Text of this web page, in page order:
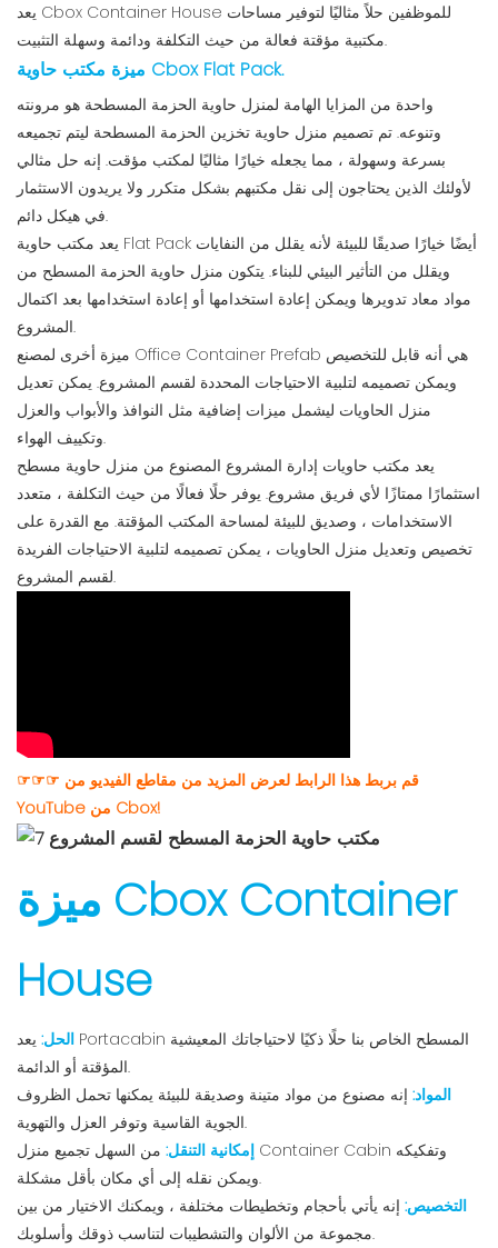
يعد Cbox Container House للموظفين حلاً مثاليًا لتوفير مساحات
مكتبية مؤقتة فعالة من حيث التكلفة ودائمة وسهلة التثبيت.
ميزة مكتب حاوية Cbox Flat Pack.
واحدة من المزايا الهامة لمنزل حاوية الحزمة المسطحة هو مرونته
وتنوعه. تم تصميم منزل حاوية تخزين الحزمة المسطحة ليتم تجميعه
بسرعة وسهولة ، مما يجعله خيارًا مثاليًا لمكتب مؤقت. إنه حل مثالي
لأولئك الذين يحتاجون إلى نقل مكتبهم بشكل متكرر ولا يريدون الاستثمار
في هيكل دائم.
يعد مكتب حاوية Flat Pack أيضًا خيارًا صديقًا للبيئة لأنه يقلل من النفايات
ويقلل من التأثير البيئي للبناء. يتكون منزل حاوية الحزمة المسطح من
مواد معاد تدويرها ويمكن إعادة استخدامها أو إعادة استخدامها بعد اكتمال
المشروع.
ميزة أخرى لمصنع Office Container Prefab هي أنه قابل للتخصيص
ويمكن تصميمه لتلبية الاحتياجات المحددة لقسم المشروع. يمكن تعديل
منزل الحاويات ليشمل ميزات إضافية مثل النوافذ والأبواب والعزل
وتكييف الهواء.
يعد مكتب حاويات إدارة المشروع المصنوع من منزل حاوية مسطح
استثمارًا ممتازًا لأي فريق مشروع. يوفر حلًا فعالًا من حيث التكلفة ، متعدد
الاستخدامات ، وصديق للبيئة لمساحة المكتب المؤقتة. مع القدرة على
تخصيص وتعديل منزل الحاويات ، يمكن تصميمه لتلبية الاحتياجات الفريدة
لقسم المشروع.
☞☞☞ قم بربط هذا الرابط لعرض المزيد من مقاطع الفيديو من
YouTube من Cbox!
ميزة Cbox Container
House
الحل: يعد Portacabin المسطح الخاص بنا حلًا ذكيًا لاحتياجاتك المعيشية
المؤقتة أو الدائمة.
المواد: إنه مصنوع من مواد متينة وصديقة للبيئة يمكنها تحمل الظروف
الجوية القاسية وتوفر العزل والتهوية.
إمكانية التنقل: من السهل تجميع منزل Container Cabin وتفكيكه
ويمكن نقله إلى أي مكان بأقل مشكلة.
التخصيص: إنه يأتي بأحجام وتخطيطات مختلفة ، ويمكنك الاختيار من بين
مجموعة من الألوان والتشطيبات لتناسب ذوقك وأسلوبك.